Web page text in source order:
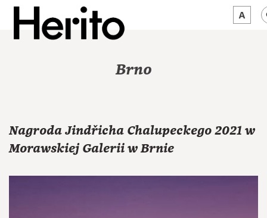
JĘZYK: PL
Brno
Nagroda Jindřicha Chalupeckego 2021 w
Morawskiej Galerii w Brnie